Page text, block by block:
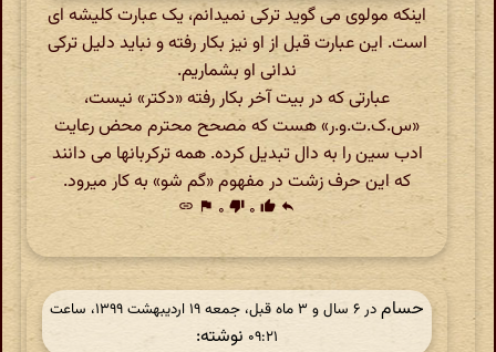
اینکه مولوی می گوید ترکی نمیدانم، یک عبارت کلیشه ای
است. این عبارت قبل از او نیز بکار رفته و نباید دلیل ترکی
ندانی او بشماریم.
عبارتی که در بیت آخر بکار رفته «دکتر» نیست،
«س.ک.ت.و.ر» هست که مصحح محترم محض رعایت
ادب سین را به دال تبدیل کرده. همه ترکربانها می دانند
که این حرف زشت در مفهوم «گم شو» به کار میرود.
reply
thumb_up ۰ thumb_down ۰ flag
link
حسام
در ‫۶ سال و ۳ ماه قبل، جمعه ۱۹ اردیبهشت ۱۳۹۹، ساعت
۰۹:۲۱ نوشته: